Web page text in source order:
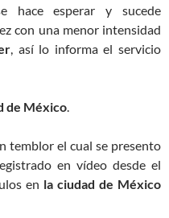
hace esperar y sucede
con una menor intensidad
, así lo informa el servicio
de México.
temblor el cual se presento
en vídeo desde el
en la ciudad de México